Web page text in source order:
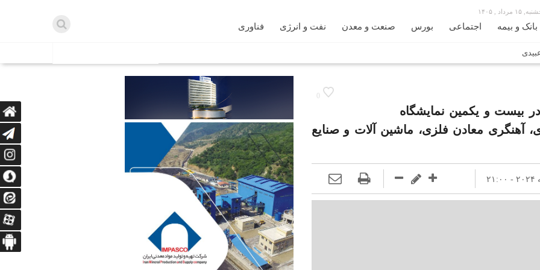
۱۵ مرداد , ۱۴۰۵
بانک و بیمه اجتماعی بورس صنعت و معدن نفت و انرژی فناوری
بخش خصوصی فعال می‌شود در مسیر جا‌مانده‌ها، دل‌ها به کربلا رسیده است
را آسان‌تر می‌کند زائران اربعین با کد ملی، خط تلفن ثابت رایگان با تلفن همراه دریافت می‌کنند
0
بیست و یکمین نمایشگاه
آهنگری معادن فلزی، ماشین آلات و صنایع